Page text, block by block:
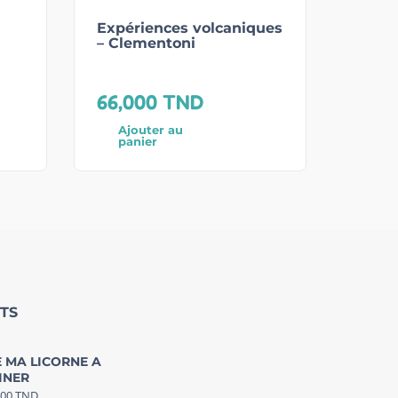
Expériences volcaniques
– Clementoni
66,000 TND
Ajouter au
panier
MA LICORNE A